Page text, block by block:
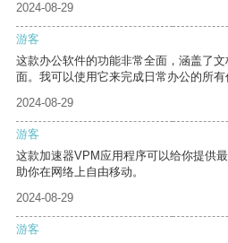
2024-08-29
游客
这款办公软件的功能非常全面，涵盖了
面。我可以使用它来完成日常办公的所有
2024-08-29
游客
这款加速器VPM应用程序可以给你提供
助你在网络上自由移动。
2024-08-29
游客